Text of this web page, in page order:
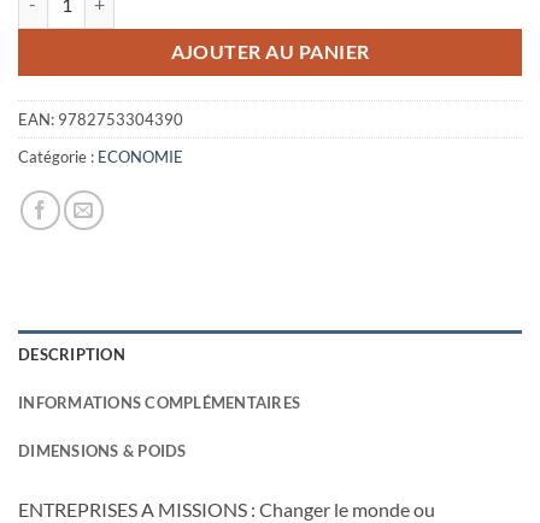
AJOUTER AU PANIER
EAN: 9782753304390
Catégorie : ECONOMIE
DESCRIPTION
INFORMATIONS COMPLÉMENTAIRES
DIMENSIONS & POIDS
ENTREPRISES A MISSIONS : Changer le monde ou